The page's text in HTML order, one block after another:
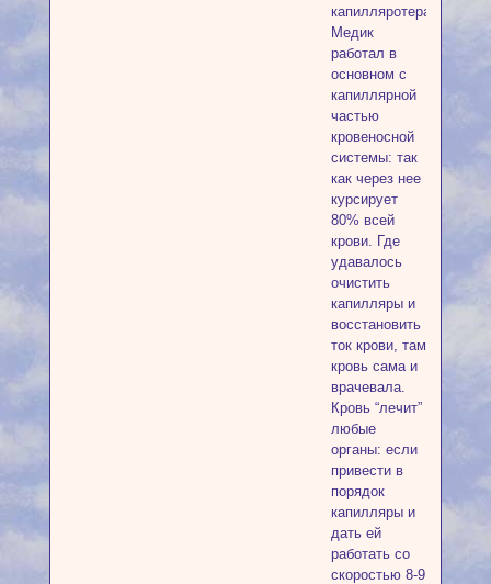
капилляротерапии.
Медик
работал в
основном с
капиллярной
частью
кровеносной
системы: так
как через нее
курсирует
80% всей
крови. Где
удавалось
очистить
капилляры и
восстановить
ток крови, там
кровь сама и
врачевала.
Кровь “лечит”
любые
органы: если
привести в
порядок
капилляры и
дать ей
работать со
скоростью 8-9